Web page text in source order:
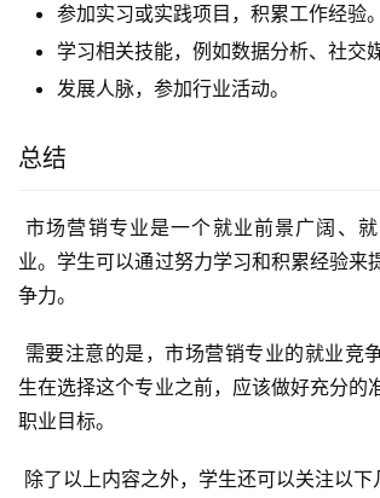
参加实习或实践项目，积累工作经验。
学习相关技能，例如数据分析、社交
发展人脉，参加行业活动。
总结
市场营销专业是一个就业前景广阔、就业方向多元的专
业。学生可以通过努力学习和积累经验来
争力。
生在选择这个专业之前，应该做好充分的
职业目标。
除了以上内容之外，学生还可以关注以下